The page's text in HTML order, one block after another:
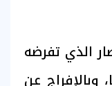
الذي تفرضه
وبالإفراج عن